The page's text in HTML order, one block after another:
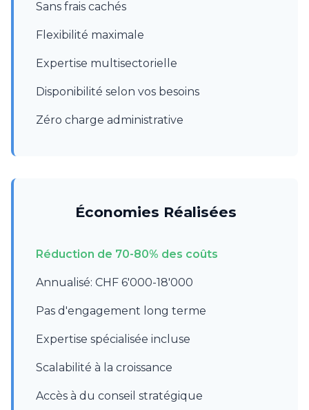
Sans frais cachés
Flexibilité maximale
Expertise multisectorielle
Disponibilité selon vos besoins
Zéro charge administrative
Économies Réalisées
Réduction de 70-80% des coûts
Annualisé: CHF 6'000-18'000
Pas d'engagement long terme
Expertise spécialisée incluse
Scalabilité à la croissance
Accès à du conseil stratégique